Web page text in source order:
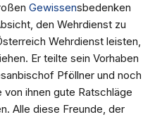
Gewissensbedenken
den Wehrdienst zu
Wehrdienst leisten,
Er teilte sein Vorhaben
Pföllner und noch
ihnen gute Ratschläge
Alle diese Freunde, der